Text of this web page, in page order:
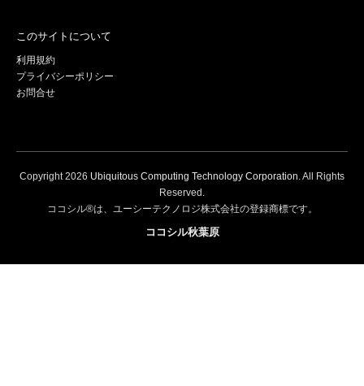
このサイトについて
利用規約
プライバシーポリシー
お問合せ
Copyright2026 Ubiquitous Computing Technology Corporation . All Rights
Reserved.
ココシル®は、ユーシーテクノロジ株式会社の登録商標です。
ココシル秋葉原